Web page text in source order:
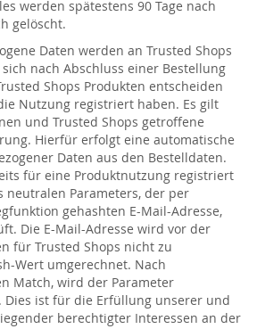
werden spätestens 90 Tage nach
gelöscht.
Daten werden an Trusted Shops
nach Abschluss einer Bestellung
Shops Produkten entscheiden
Nutzung registriert haben. Es gilt
und Trusted Shops getroffene
Hierfür erfolgt eine automatische
Daten aus den Bestelldaten.
für eine Produktnutzung registriert
neutralen Parameters, der per
gehashten E-Mail-Adresse,
Die E-Mail-Adresse wird vor der
für Trusted Shops nicht zu
Wert umgerechnet. Nach
Match, wird der Parameter
Dies ist für die Erfüllung unserer und
berechtigter Interessen an der